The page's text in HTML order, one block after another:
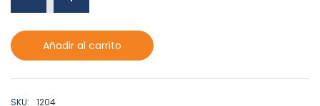
Añadir al carrito
SKU: 1204